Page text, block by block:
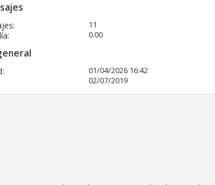
11
0.00
01/04/2026 16:42
02/07/2019